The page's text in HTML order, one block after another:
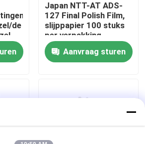
Box
de
ml
Japan NTT-AT ADS-
127 Final Polish Film,
slijppapier 100 stuks
per verpakking
Aanvraag sturen